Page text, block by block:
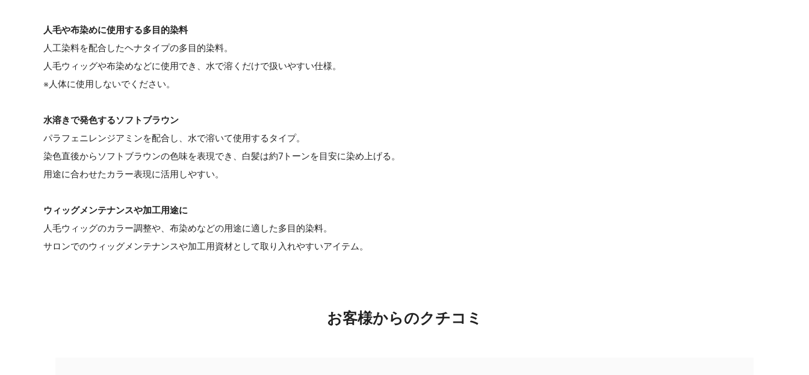
人毛や布染めに使用する多目的染料
人工染料を配合したヘナタイプの多目的染料。
人毛ウィッグや布染めなどに使用でき、水で溶くだけで扱いやすい仕様。
※人体に使用しないでください。
水溶きで発色するソフトブラウン
パラフェニレンジアミンを配合し、水で溶いて使用するタイプ。
染色直後からソフトブラウンの色味を表現でき、白髪は約7トーンを目安に染め上げる。
用途に合わせたカラー表現に活用しやすい。
ウィッグメンテナンスや加工用途に
人毛ウィッグのカラー調整や、布染めなどの用途に適した多目的染料。
サロンでのウィッグメンテナンスや加工用資材として取り入れやすいアイテム。
お客様からのクチコミ